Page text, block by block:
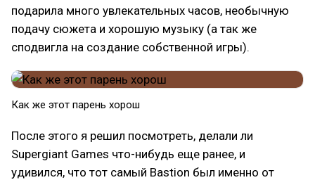
подарила много увлекательных часов, необычную
подачу сюжета и хорошую музыку (а так же
сподвигла на создание собственной игры).
Как же этот парень хорош
После этого я решил посмотреть, делали ли
Supergiant Games что-нибудь еще ранее, и
удивился, что тот самый Bastion был именно от